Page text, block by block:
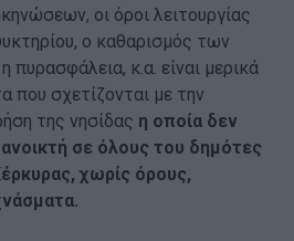
οι όροι λειτουργίας
ο καθαρισμός των
πυρασφάλεια, κ.α. είναι μερικά
που σχετίζονται με την
της νησίδας η οποία δεν
σε όλους του δημότες
χωρίς όρους,